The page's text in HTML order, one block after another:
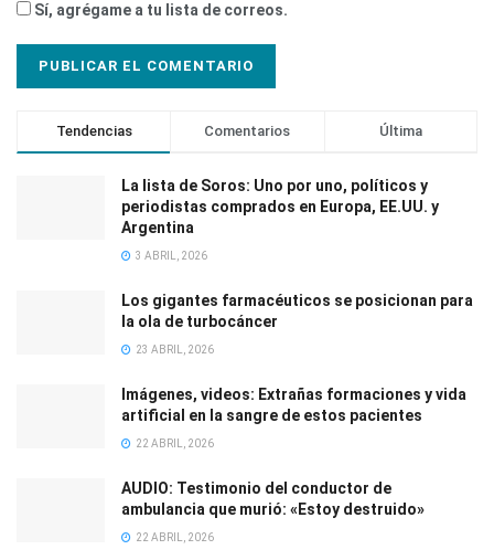
Sí, agrégame a tu lista de correos.
Tendencias Comentarios Última
La lista de Soros: Uno por uno, políticos y
periodistas comprados en Europa, EE.UU. y
Argentina
3 ABRIL, 2026
Los gigantes farmacéuticos se posicionan para
la ola de turbocáncer
23 ABRIL, 2026
Imágenes, videos: Extrañas formaciones y vida
artificial en la sangre de estos pacientes
22 ABRIL, 2026
AUDIO: Testimonio del conductor de
ambulancia que murió: «Estoy destruido»
22 ABRIL, 2026